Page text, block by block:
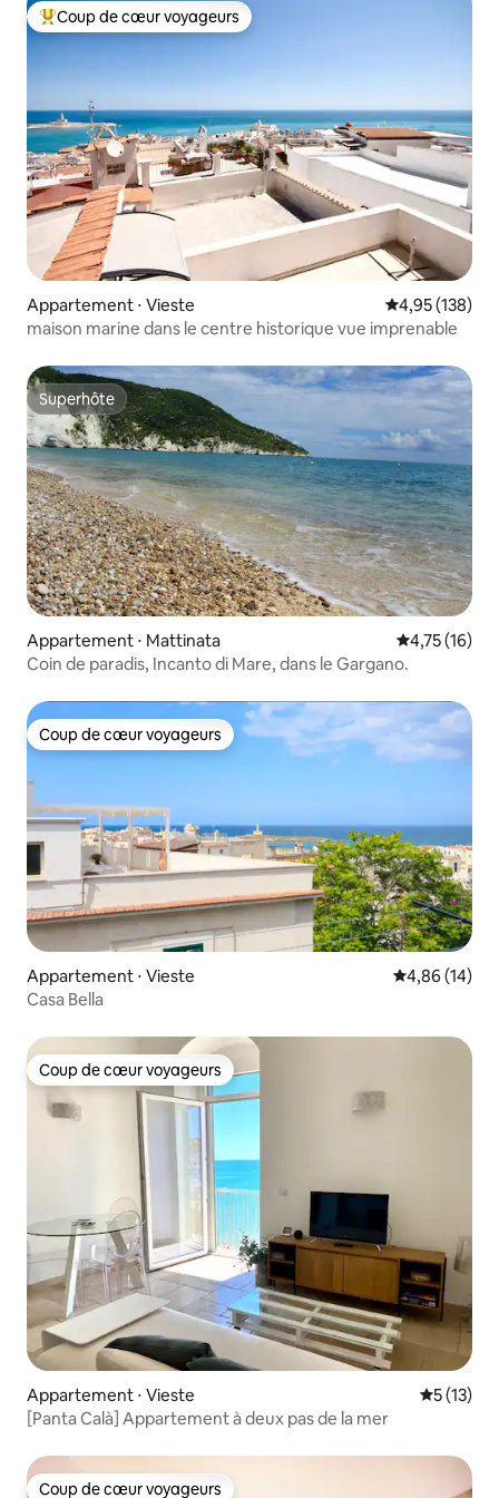
Coups de cœur voyageurs les plus appréciés
Coup de cœur voyageurs
Appartement ⋅ Vieste Évaluation
4,95 (138)
maison marine dans le centre historique vue imprenable
Superhôte
Superhôte
Appartement ⋅ Mattinata Évaluation
4,75 (16)
Coin de paradis, Incanto di Mare, dans le Gargano.
Coup de cœur voyageurs
Coup de cœur voyageurs
Appartement ⋅ Vieste Évaluation
4,86 (14)
Casa Bella
Coup de cœur voyageurs
Coup de cœur voyageurs
Appartement ⋅ Vieste
5 (13)
[Panta Calà] Appartement à deux pas de la mer
Coup de cœur voyageurs